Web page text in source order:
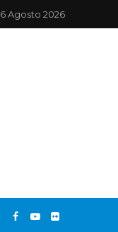
6 Agosto 2026